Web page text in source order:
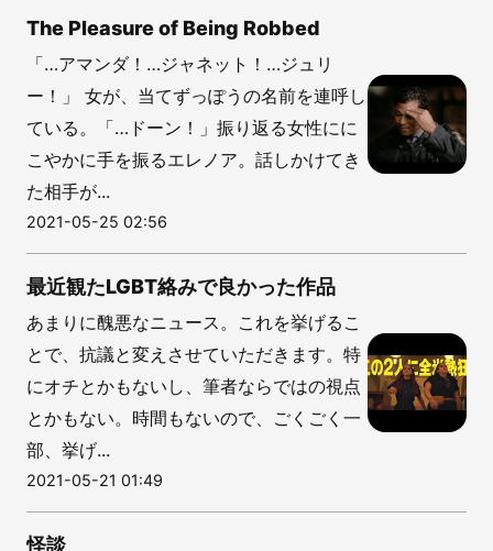
The Pleasure of Being Robbed
「…アマンダ！…ジャネット！…ジュリ
ー！」 女が、当てずっぽうの名前を連呼し
ている。「…ドーン！」振り返る女性にに
こやかに手を振るエレノア。話しかけてき
た相手が...
2021-05-25 02:56
最近観たLGBT絡みで良かった作品
あまりに醜悪なニュース。これを挙げるこ
とで、抗議と変えさせていただきます。特
にオチとかもないし、筆者ならではの視点
とかもない。時間もないので、ごくごく一
部、挙げ...
2021-05-21 01:49
怪談